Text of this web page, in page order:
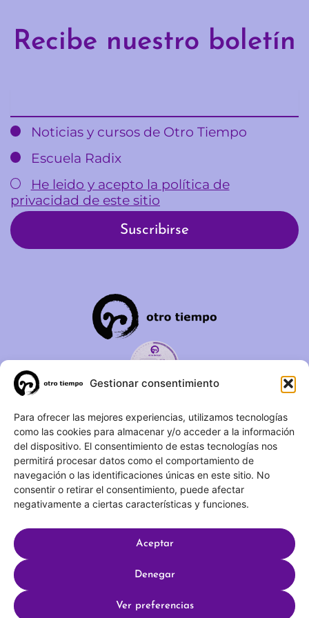
Gestionar consentimiento
Para ofrecer las mejores experiencias, utilizamos tecnologías
como las cookies para almacenar y/o acceder a la información
del dispositivo. El consentimiento de estas tecnologías nos
permitirá procesar datos como el comportamiento de
navegación o las identificaciones únicas en este sitio. No
consentir o retirar el consentimiento, puede afectar
negativamente a ciertas características y funciones.
Aceptar
Denegar
Ver preferencias
Recibe nuestro boletín
Noticias y cursos de Otro Tiempo
Escuela Radix
He leido y acepto la política de
privacidad de este sitio
C/ Duque de Fernán Núñez,
2 – 1ºA 28012 – Madrid
(+34) 623 183 283
info@otrotiempo.org
Hecho con por SocialCo © 2025 Otro Tiempo
Política de privacidad